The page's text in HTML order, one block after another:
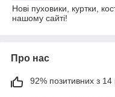
Нові пуховики, куртки,
нашому сайті!
Про нас
92% позитивних з 14